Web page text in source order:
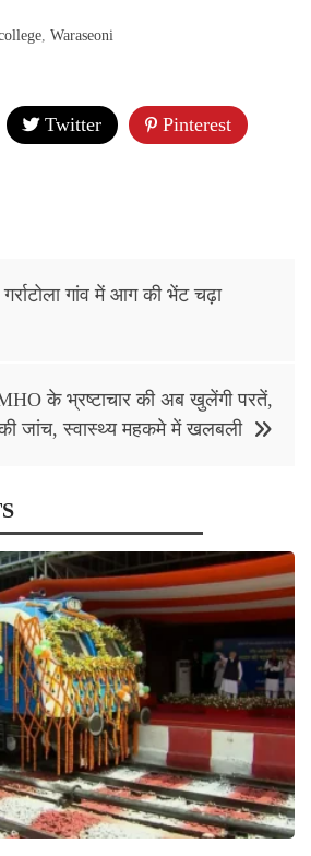
, Waraseoni
Twitter Pinterest
गांव में आग की भेंट चढ़ा
के भ्रष्टाचार की अब खुलेंगी परतें,
जांच, स्वास्थ्य महकमे में खलबली